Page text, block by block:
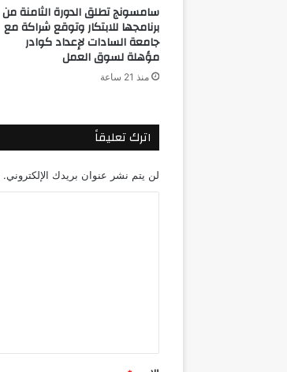
سامسونج تطلق الدورة الثامنة من
برنامجها للابتكار وتوقع شراكة مع
جامعة السادات لإعداد كوادر
مؤهلة لسوق العمل
منذ 21 ساعة
اترك تعليقاً
لن يتم نشر عنوان بريدك الإلكتروني.
*